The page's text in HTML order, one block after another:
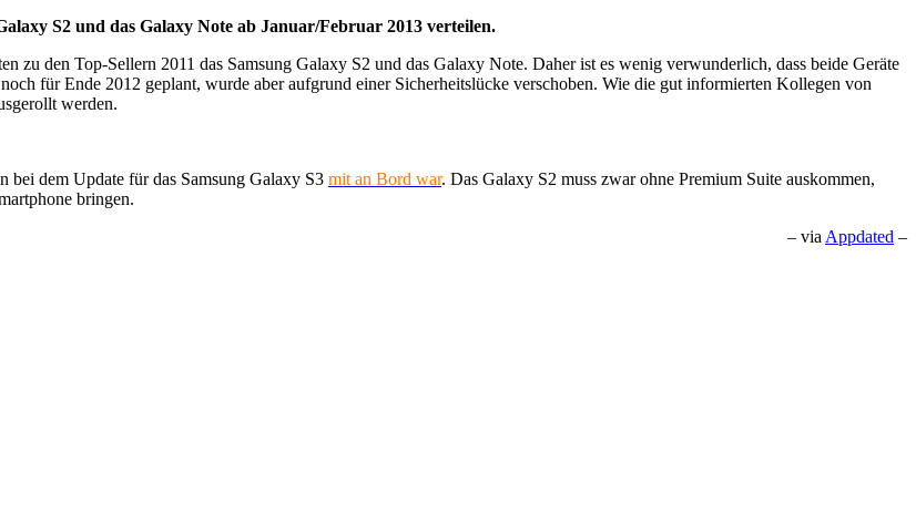
S2 und das Galaxy Note ab Januar/Februar 2013 verteilen.
zu den Top-Sellern 2011 das Samsung Galaxy S2 und das Galaxy Note. Daher ist es wenig verwunderlich, dass beide Geräte
für Ende 2012 geplant, wurde aber aufgrund einer Sicherheitslücke verschoben. Wie die gut informierten Kollegen von
werden.
bei dem Update für das Samsung Galaxy S3 mit an Bord war. Das Galaxy S2 muss zwar ohne Premium Suite auskommen,
bringen.
– via Appdated –